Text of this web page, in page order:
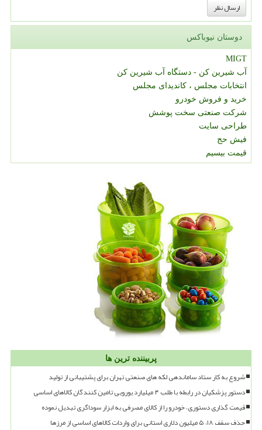
دوستان نیوباکس
MIGT
آب شیرین کن - دستگاه آب شیرین کن
انتخابات مجلس ، کاندیدای مجلس
خرید و فروش خودرو
شرکت صنعتی سخت پوشش
طراحی سایت
فیش حج
قیمت بیسیم
پربیننده ترین ها
شروع به کار ستاد ساماندهی لکه های صنعتی تهران برای پشتیبانی از تولید
دستور پزشکیان در رابطه با طلب ۴ میلیارد یورویی تامین کنندگان کالاهای اساسی
قیمت گذاری دستوری، خودرو را از کالای مصرفی به ابزار سوداگری تبدیل نموده
حذف سقف ۱۸، ۵ میلیون دلاری استانی برای واردات کالاهای اساسی از مرزها